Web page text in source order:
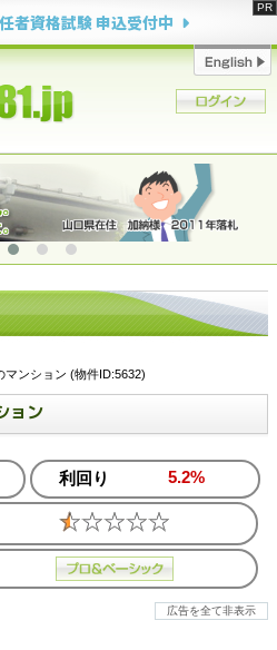
者資格試験 申込受付中
マンション (物件ID:5632)
ョン
利回り 5.2%
広告を全て非表示